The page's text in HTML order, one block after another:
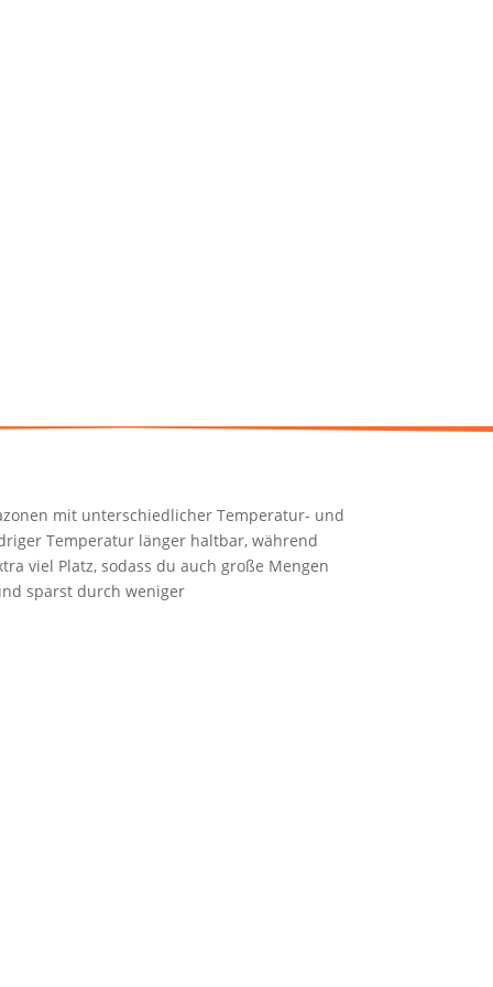
mit unter­schied­li­cher Tem­pe­ra­tur- und
Tem­pe­ra­tur län­ger halt­bar, wäh­rend
viel Platz, sodass du auch gro­ße Men­gen
sparst durch weni­ger